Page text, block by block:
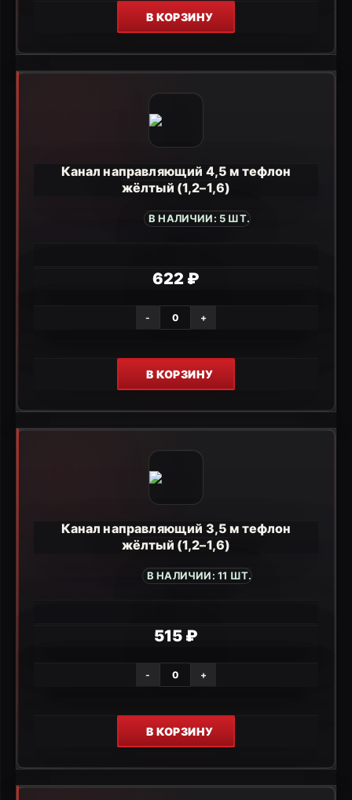
В КОРЗИНУ
Канал направляющий 4,5 м тефлон
жёлтый (1,2–1,6)
В НАЛИЧИИ: 5 ШТ.
622 ₽
- +
В КОРЗИНУ
Канал направляющий 3,5 м тефлон
жёлтый (1,2–1,6)
В НАЛИЧИИ: 11 ШТ.
515 ₽
- +
В КОРЗИНУ